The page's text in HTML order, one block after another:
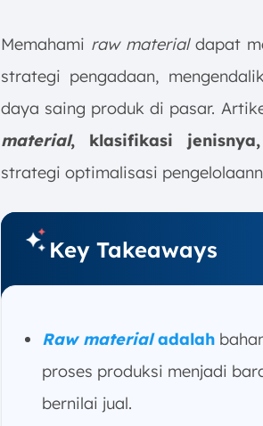
Memahami raw materialdapat
strategi pengadaan,
daya saing produk di pasar.
material, klasifikasi
strategi optimalisasi
Key Takeaways
Raw materialadalah
proses produksi menjadi
bernilai jual.